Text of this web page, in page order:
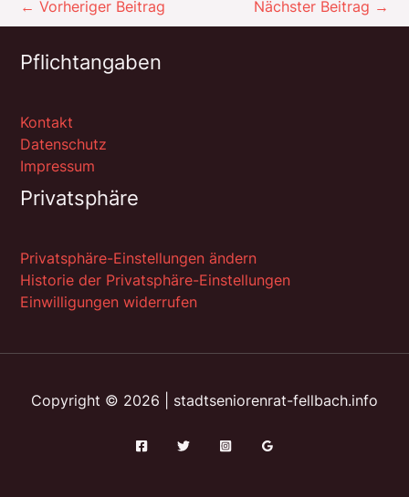
← Vorheriger Beitrag Nächster Beitrag →
Pflichtangaben
Kontakt
Datenschutz
Impressum
Privatsphäre
Privatsphäre-Einstellungen ändern
Historie der Privatsphäre-Einstellungen
Einwilligungen widerrufen
Copyright © 2026 | stadtseniorenrat-fellbach.info